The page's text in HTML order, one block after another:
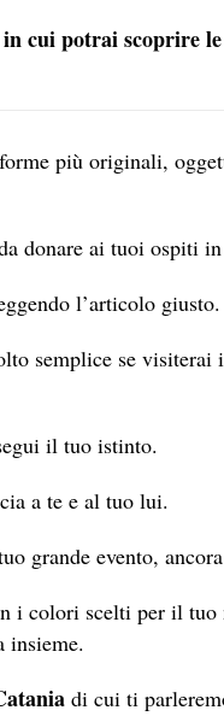
cui potrai scoprire
più originali,
donare ai tuoi ospiti
l’articolo giusto.
semplice se
il tuo istinto.
a te e al tuo lui.
grande evento,
i colori scelti per il
insieme.
di cui ti